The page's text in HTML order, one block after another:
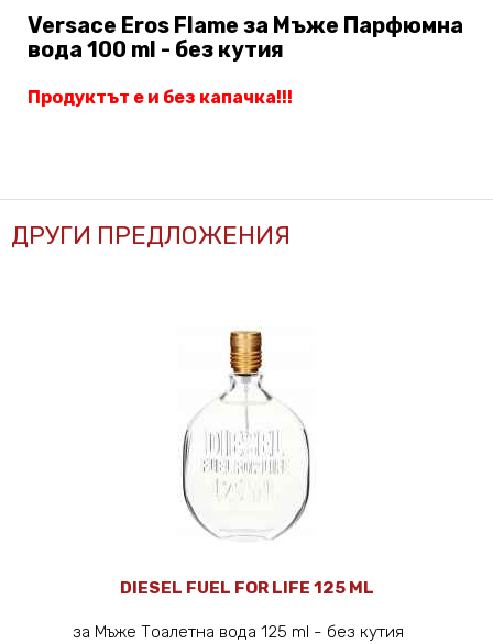
Versace Eros Flame за Мъже Парфюмна
вода 100 ml - без кутия
Продуктът е и без капачка!!!
ДРУГИ ПРЕДЛОЖЕНИЯ
DIESEL FUEL FOR LIFE 125 ML
за Мъже Тоалетна вода 125 ml - без кутия